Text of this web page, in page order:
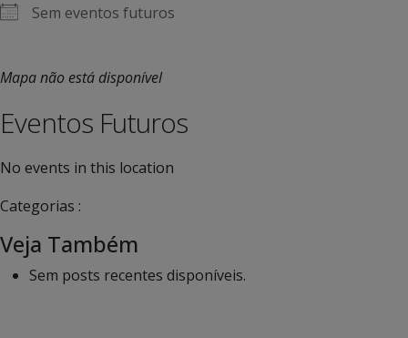
Sem eventos futuros
Mapa não está disponível
Eventos Futuros
No events in this location
Categorias :
Veja Também
Sem posts recentes disponíveis.